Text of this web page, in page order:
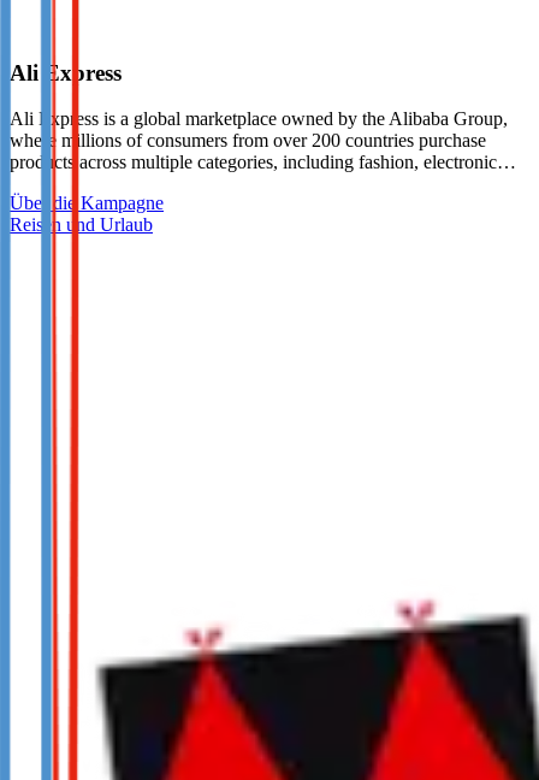
Ali Express
Ali Express is a global marketplace owned by the Alibaba Group,
where millions of consumers from over 200 countries purchase
products across multiple categories, including fashion, electronic…
Über die Kampagne
Reisen und Urlaub